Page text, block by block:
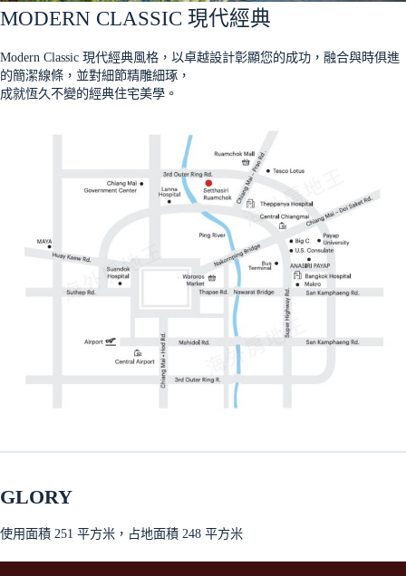
MODERN CLASSIC 現代經典
Modern Classic 現代經典風格，以卓越設計彰顯您的成功，融合與時俱進
的簡潔線條，並對細節精雕細琢，
成就恆久不變的經典住宅美學。
GLORY
使用面積 251 平方米，占地面積 248 平方米